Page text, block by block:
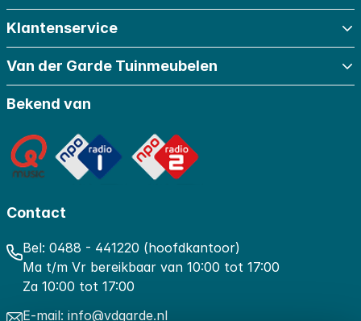
Klantenservice
Van der Garde Tuinmeubelen
Bekend van
Contact
Bel: 0488 - 441220 (hoofdkantoor)
Ma t/m Vr bereikbaar van 10:00 tot 17:00
Za 10:00 tot 17:00
E-mail: info@vdgarde.nl